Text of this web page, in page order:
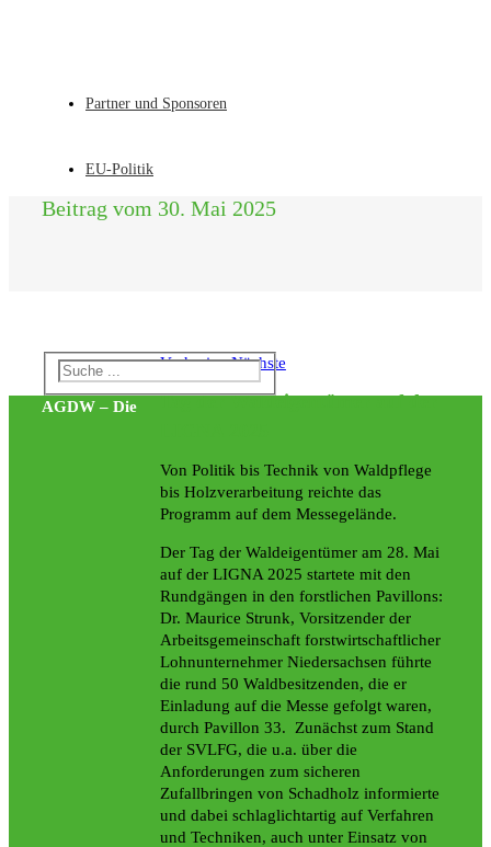
Partner und Sponsoren
EU-Politik
Beitrag vom 30. Mai 2025
Vorherige Nächste
Tag der Waldeigentümer auf der
Von Politik bis Technik von Waldpflege
bis Holzverarbeitung reichte das
Programm auf dem Messegelände.
Der Tag der Waldeigentümer am 28. Mai
auf der LIGNA 2025 startete mit den
Rundgängen in den forstlichen Pavillons:
Dr. Maurice Strunk, Vorsitzender der
Arbeitsgemeinschaft forstwirtschaftlicher
Lohnunternehmer Niedersachsen führte
die rund 50 Waldbesitzenden, die er
Einladung auf die Messe gefolgt waren,
durch Pavillon 33. Zunächst zum Stand
der SVLFG, die u.a. über die
Anforderungen zum sicheren
Zufallbringen von Schadholz informierte
und dabei schlaglichtartig auf Verfahren
und Techniken, auch unter Einsatz von
AGDW – Die